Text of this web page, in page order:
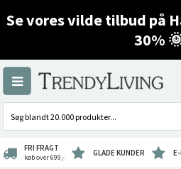
Se vores vilde tilbud på
30%
FRI FRAGT
køb over 699,- GLADE KUNDER